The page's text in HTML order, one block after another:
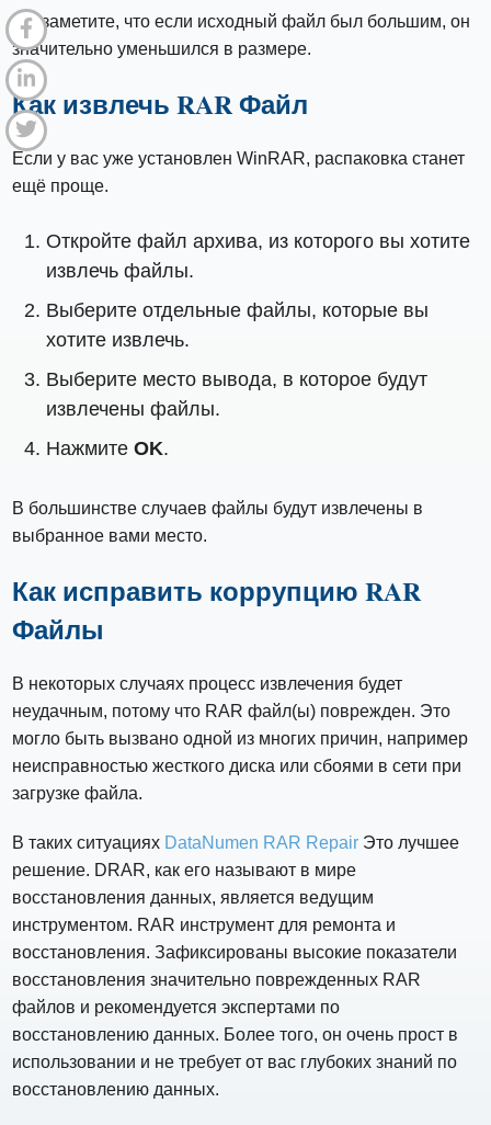
Вы заметите, что если исходный файл был большим, он
значительно уменьшился в размере.
Как извлечь RAR Файл
Если у вас уже установлен WinRAR, распаковка станет
ещё проще.
Откройте файл архива, из которого вы хотите
извлечь файлы.
Выберите отдельные файлы, которые вы
хотите извлечь.
Выберите место вывода, в которое будут
извлечены файлы.
НажмитеOK.
В большинстве случаев файлы будут извлечены в
выбранное вами место.
Как исправить коррупцию RAR
Файлы
В некоторых случаях процесс извлечения будет
неудачным, потому что RAR файл(ы) поврежден. Это
могло быть вызвано одной из многих причин, например
неисправностью жесткого диска или сбоями в сети при
загрузке файла.
В таких ситуациях DataNumen RAR Repair Это лучшее
решение. DRAR, как его называют в мире
восстановления данных, является ведущим
инструментом. RAR инструмент для ремонта и
восстановления. Зафиксированы высокие показатели
восстановления значительно поврежденных RAR
файлов и рекомендуется экспертами по
восстановлению данных. Более того, он очень прост в
использовании и не требует от вас глубоких знаний по
восстановлению данных.